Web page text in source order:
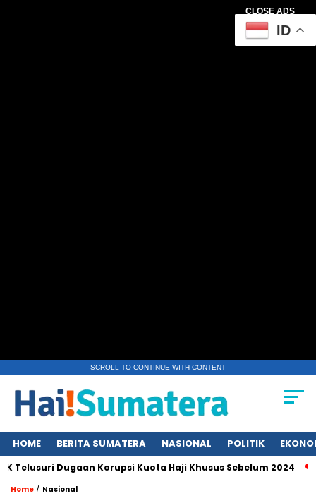
CLOSE ADS
SCROLL TO CONTINUE WITH CONTENT
HOME BERITA SUMATERA NASIONAL POLITIK
Dugaan Korupsi Kuota Haji Khusus Sebelum 2024
Home / Nasional
ID